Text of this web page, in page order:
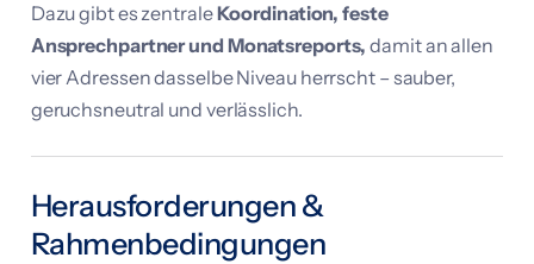
Dazu gibt es zentraleKoordination, feste
Ansprechpartner und Monatsreports, damit an allen
vier Adressen dasselbe Niveau herrscht – sauber,
geruchsneutral und verlässlich.
Herausforderungen &
Rahmenbedingungen